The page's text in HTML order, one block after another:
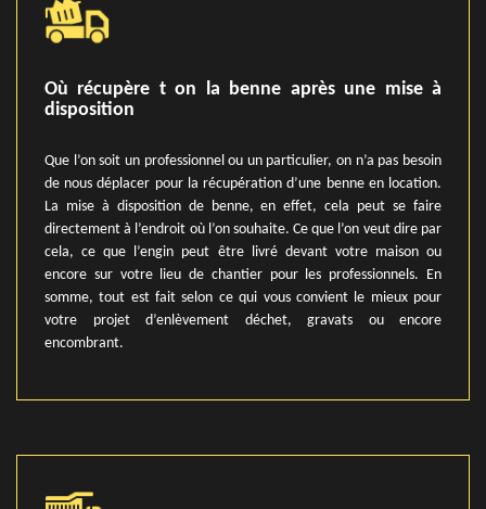
Où récupère t on la benne après une mise à
disposition
Que l’on soit un professionnel ou un particulier, on n’a pas besoin
de nous déplacer pour la récupération d’une benne en location.
La mise à disposition de benne, en effet, cela peut se faire
directement à l’endroit où l’on souhaite. Ce que l’on veut dire par
cela, ce que l’engin peut être livré devant votre maison ou
encore sur votre lieu de chantier pour les professionnels. En
somme, tout est fait selon ce qui vous convient le mieux pour
votre projet d’enlèvement déchet, gravats ou encore
encombrant.